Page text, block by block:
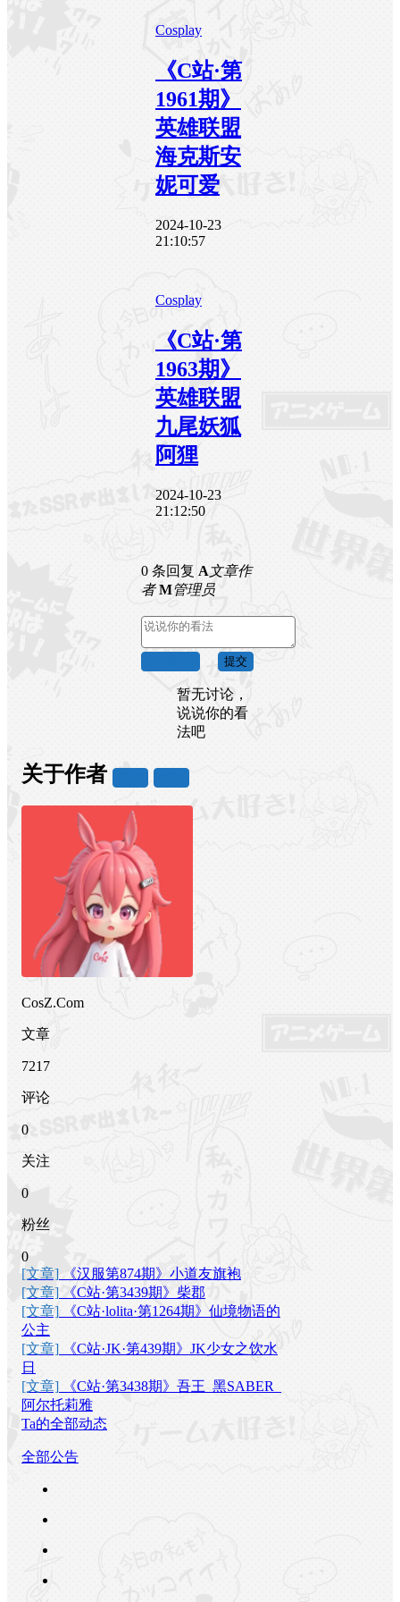
Cosplay
《C站·第
1961期》
英雄联盟
海克斯安
妮可爱
2024-10-23
21:10:57
Cosplay
《C站·第
1963期》
英雄联盟
九尾妖狐
阿狸
2024-10-23
21:12:50
0 条回复 A文章作
者 M管理员
提交
暂无讨论，
说说你的看
法吧
关于作者
CosZ.Com
文章
7217
评论
0
关注
0
粉丝
0
[文章] 《汉服第874期》小道友旗袍
[文章] 《C站·第3439期》柴郡
[文章] 《C站·lolita·第1264期》仙境物语的
公主
[文章] 《C站·JK·第439期》JK少女之饮水
日
[文章] 《C站·第3438期》吾王_黑SABER_
阿尔托莉雅
Ta的全部动态
全部公告